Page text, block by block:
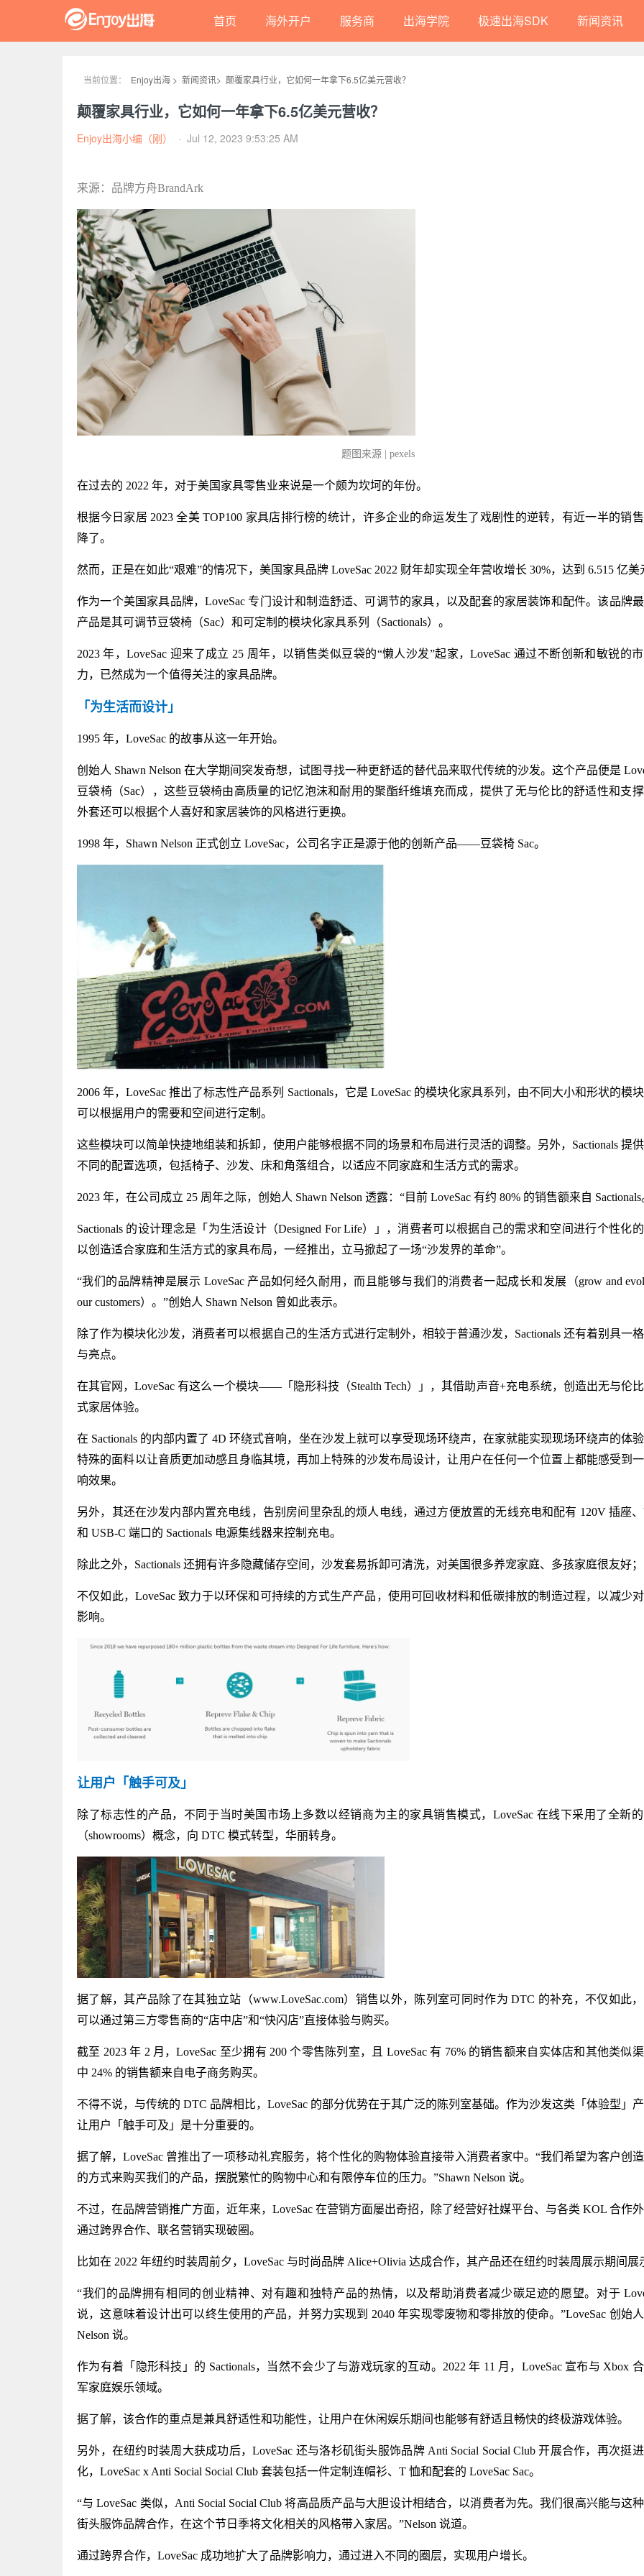
首页 海外开户 服务商 出海学院 极速出海SDK 新闻资讯
当前位置： Enjoy出海 > 新闻资讯> 颠覆家具行业，它如何一年拿下6.5亿美元营收？
颠覆家具行业，它如何一年拿下6.5亿美元营收？
Enjoy出海小编（刚） · Jul 12, 2023 9:53:25 AM
来源：品牌方舟BrandArk
题图来源 | pexels
在过去的 2022 年，对于美国家具零售业来说是一个颇为坎坷的年份。
根据今日家居 2023 全美 TOP100 家具店排行榜的统计，许多企业的命运发生了戏剧性的逆转，有近一半的销
降了。
然而，正是在如此“艰难”的情况下，美国家具品牌 LoveSac 2022 财年却实现全年营收增长 30%，达到 6.515 亿美
作为一个美国家具品牌，LoveSac 专门设计和制造舒适、可调节的家具，以及配套的家居装饰和配件。该品牌
产品是其可调节豆袋椅（Sac）和可定制的模块化家具系列（Sactionals）。
2023 年，LoveSac 迎来了成立 25 周年，以销售类似豆袋的“懒人沙发”起家，LoveSac 通过不断创新和敏锐的
力，已然成为一个值得关注的家具品牌。
「为生活而设计」
1995 年，LoveSac 的故事从这一年开始。
创始人 Shawn Nelson 在大学期间突发奇想，试图寻找一种更舒适的替代品来取代传统的沙发。这个产品便是
豆袋椅（Sac），这些豆袋椅由高质量的记忆泡沫和耐用的聚酯纤维填充而成，提供了无与伦比的舒适性和支
外套还可以根据个人喜好和家居装饰的风格进行更换。
1998 年，Shawn Nelson 正式创立 LoveSac，公司名字正是源于他的创新产品——豆袋椅 Sac。
2006 年，LoveSac 推出了标志性产品系列 Sactionals，它是 LoveSac 的模块化家具系列，由不同大小和形状的模
可以根据用户的需要和空间进行定制。
这些模块可以简单快捷地组装和拆卸，使用户能够根据不同的场景和布局进行灵活的调整。另外，Sactionals 提
不同的配置选项，包括椅子、沙发、床和角落组合，以适应不同家庭和生活方式的需求。
2023 年，在公司成立 25 周年之际，创始人 Shawn Nelson 透露：“目前 LoveSac 有约 80% 的销售额来自 Sactionals
Sactionals 的设计理念是「为生活设计（Designed For Life）」，消费者可以根据自己的需求和空间进行个性化
以创造适合家庭和生活方式的家具布局，一经推出，立马掀起了一场“沙发界的革命”。
“我们的品牌精神是展示 LoveSac 产品如何经久耐用，而且能够与我们的消费者一起成长和发展（grow and
our customers）。”创始人 Shawn Nelson 曾如此表示。
除了作为模块化沙发，消费者可以根据自己的生活方式进行定制外，相较于普通沙发，Sactionals 还有着别具一
与亮点。
在其官网，LoveSac 有这么一个模块——「隐形科技（Stealth Tech）」，其借助声音+充电系统，创造出无与伦
式家居体验。
在 Sactionals 的内部内置了 4D 环绕式音响，坐在沙发上就可以享受现场环绕声，在家就能实现现场环绕声的体
特殊的面料以让音质更加动感且身临其境，再加上特殊的沙发布局设计，让用户在任何一个位置上都能感受到
响效果。
另外，其还在沙发内部内置充电线，告别房间里杂乱的烦人电线，通过方便放置的无线充电和配有 120V 插座
和 USB-C 端口的 Sactionals 电源集线器来控制充电。
除此之外，Sactionals 还拥有许多隐藏储存空间，沙发套易拆卸可清洗，对美国很多养宠家庭、多孩家庭很友好；
不仅如此，LoveSac 致力于以环保和可持续的方式生产产品，使用可回收材料和低碳排放的制造过程，以减少
影响。
让用户「触手可及」
除了标志性的产品，不同于当时美国市场上多数以经销商为主的家具销售模式，LoveSac 在线下采用了全新
（showrooms）概念，向 DTC 模式转型，华丽转身。
据了解，其产品除了在其独立站（www.LoveSac.com）销售以外，陈列室可同时作为 DTC 的补充，不仅如此
可以通过第三方零售商的“店中店”和“快闪店”直接体验与购买。
截至 2023 年 2 月，LoveSac 至少拥有 200 个零售陈列室，且 LoveSac 有 76% 的销售额来自实体店和其他类似
中 24% 的销售额来自电子商务购买。
不得不说，与传统的 DTC 品牌相比，LoveSac 的部分优势在于其广泛的陈列室基础。作为沙发这类「体验型」
让用户「触手可及」是十分重要的。
据了解，LoveSac 曾推出了一项移动礼宾服务，将个性化的购物体验直接带入消费者家中。“我们希望为客户创
的方式来购买我们的产品，摆脱繁忙的购物中心和有限停车位的压力。”Shawn Nelson 说。
不过，在品牌营销推广方面，近年来，LoveSac 在营销方面屡出奇招，除了经营好社媒平台、与各类 KOL 合作
通过跨界合作、联名营销实现破圈。
比如在 2022 年纽约时装周前夕，LoveSac 与时尚品牌 Alice+Olivia 达成合作，其产品还在纽约时装周展示期间展
“我们的品牌拥有相同的创业精神、对有趣和独特产品的热情，以及帮助消费者减少碳足迹的愿望。对于
说，这意味着设计出可以终生使用的产品，并努力实现到 2040 年实现零废物和零排放的使命。”LoveSac 创始人
Nelson 说。
作为有着「隐形科技」的 Sactionals，当然不会少了与游戏玩家的互动。2022 年 11 月，LoveSac 宣布与 Xbox
军家庭娱乐领域。
据了解，该合作的重点是兼具舒适性和功能性，让用户在休闲娱乐期间也能够有舒适且畅快的终极游戏体验。
另外，在纽约时装周大获成功后，LoveSac 还与洛杉矶街头服饰品牌 Anti Social Social Club 开展合作，再次挺
化，LoveSac x Anti Social Social Club 套装包括一件定制连帽衫、T 恤和配套的 LoveSac Sac。
“与 LoveSac 类似，Anti Social Social Club 将高品质产品与大胆设计相结合，以消费者为先。我们很高兴能与这
街头服饰品牌合作，在这个节日季将文化相关的风格带入家居。”Nelson 说道。
通过跨界合作，LoveSac 成功地扩大了品牌影响力，通过进入不同的圈层，实现用户增长。